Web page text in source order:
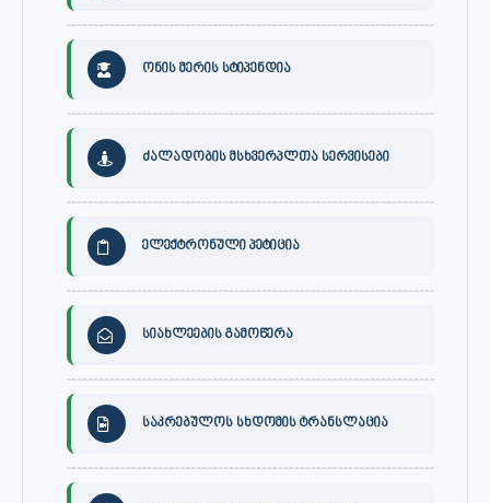
ონის მერის სტიპენდია
ძალადობის მსხვერპლთა სერვისები
ელექტრონული პეტიცია
სიახლეების გამოწერა
საკრებულოს სხდომის ტრანსლაცია